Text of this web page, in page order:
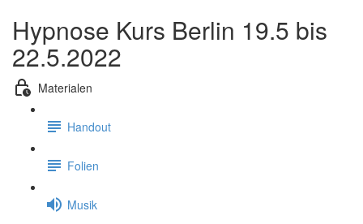
Hypnose Kurs Berlin 19.5 bis
22.5.2022
Materialen
Handout
Folien
Musik